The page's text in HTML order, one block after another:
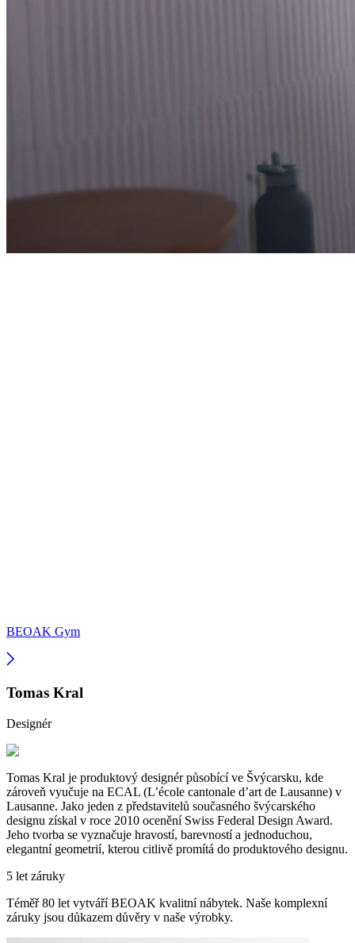
BEOAK Gym
Tomas Kral
Designér
Tomas Kral je produktový designér působící ve Švýcarsku, kde
zároveň vyučuje na ECAL (L’école cantonale d’art de Lausanne) v
Lausanne. Jako jeden z představitelů současného švýcarského
designu získal v roce 2010 ocenění Swiss Federal Design Award.
Jeho tvorba se vyznačuje hravostí, barevností a jednoduchou,
elegantní geometrií, kterou citlivě promítá do produktového designu.
5 let záruky
Téměř 80 let vytváří BEOAK kvalitní nábytek. Naše komplexní
záruky jsou důkazem důvěry v naše výrobky.